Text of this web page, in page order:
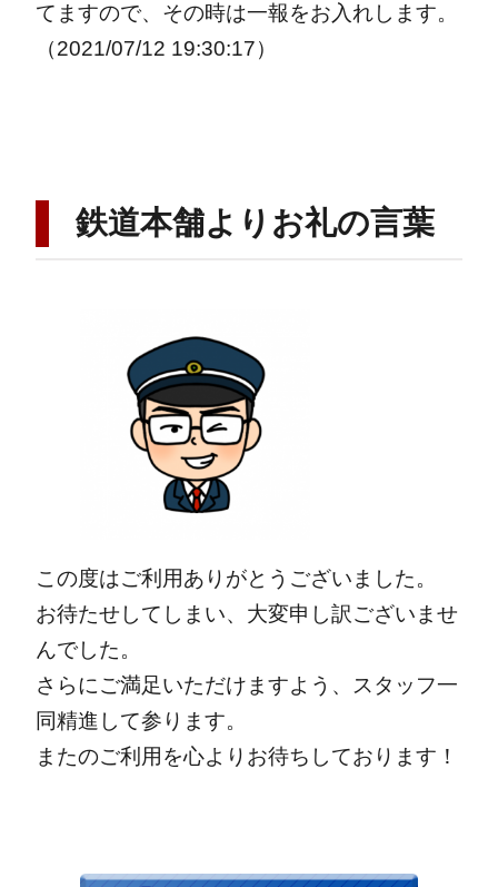
てますので、その時は一報をお入れします。
（2021/07/12 19:30:17）
鉄道本舗よりお礼の言葉
この度はご利用ありがとうございました。
お待たせしてしまい、大変申し訳ございませ
んでした。
さらにご満足いただけますよう、スタッフ一
同精進して参ります。
またのご利用を心よりお待ちしております！